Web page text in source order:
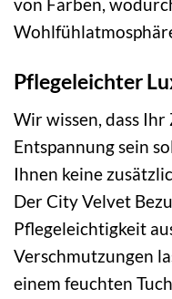
von Farben,
Pflegeleichter
Wir wissen, dass
Entspannung sein
Ihnen keine
Der City Velvet
Pflegeleichtigkeit
Verschmutzungen
einem feuchten